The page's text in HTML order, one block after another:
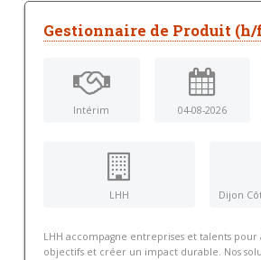
Gestionnaire de Produit
Intérim 04-08-2026
LHH Dijon
LHH accompagne entreprises et talents
objectifs et créer un impact durable. Nos